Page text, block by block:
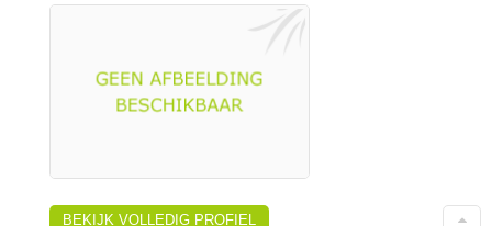
BEKIJK VOLLEDIG PROFIEL